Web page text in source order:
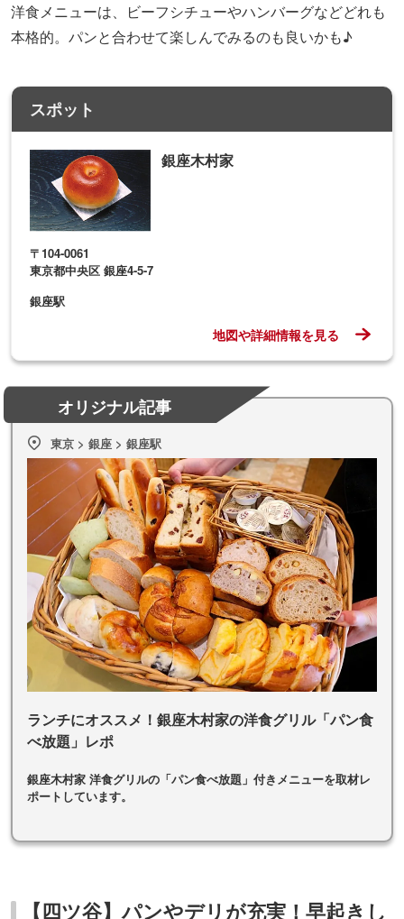
洋食メニューは、ビーフシチューやハンバーグなどどれも
本格的。パンと合わせて楽しんでみるのも良いかも♪
スポット
銀座木村家
〒104-0061
東京都中央区 銀座4-5-7
銀座駅
地図や詳細情報を見る
オリジナル記事
東京 > 銀座 > 銀座駅
ランチにオススメ！銀座木村家の洋食グリル「パン食
べ放題」レポ
銀座木村家 洋食グリルの「パン食べ放題」付きメニューを取材レ
ポートしています。
【四ツ谷】パンやデリが充実！早起きし